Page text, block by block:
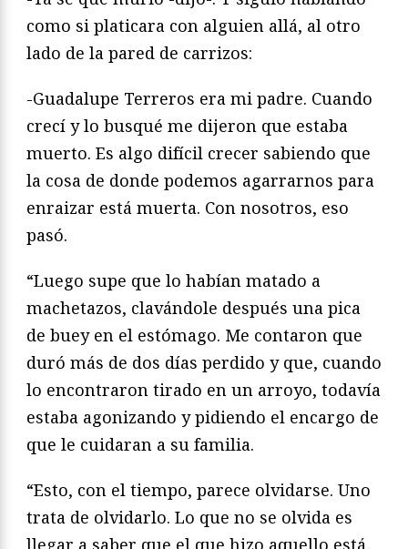
como si platicara con alguien allá, al otro
lado de la pared de carrizos:
-Guadalupe Terreros era mi padre. Cuando
crecí y lo busqué me dijeron que estaba
muerto. Es algo difícil crecer sabiendo que
la cosa de donde podemos agarrarnos para
enraizar está muerta. Con nosotros, eso
pasó.
“Luego supe que lo habían matado a
machetazos, clavándole después una pica
de buey en el estómago. Me contaron que
duró más de dos días perdido y que, cuando
lo encontraron tirado en un arroyo, todavía
estaba agonizando y pidiendo el encargo de
que le cuidaran a su familia.
“Esto, con el tiempo, parece olvidarse. Uno
trata de olvidarlo. Lo que no se olvida es
llegar a saber que el que hizo aquello está